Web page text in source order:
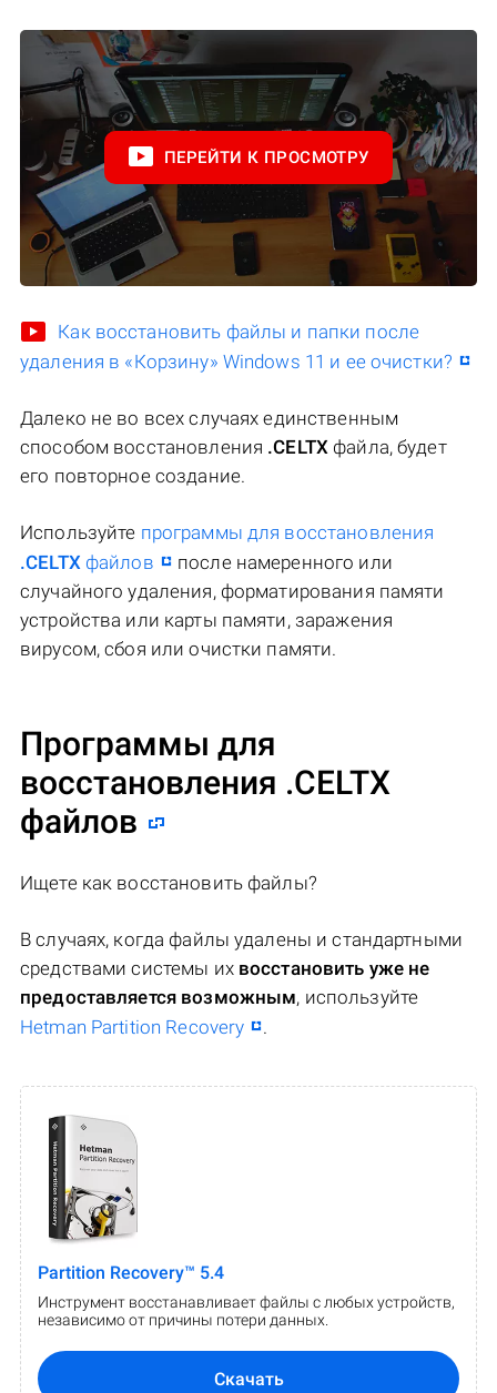
ПЕРЕЙТИ К ПРОСМОТРУ
Как восстановить файлы и папки после
удаления в «Корзину» Windows 11 и ее очистки?
Далеко не во всех случаях единственным
способом восстановления .CELTX файла, будет
его повторное создание.
Используйте программы для восстановления
.CELTXфайлов
после намеренного или
случайного удаления, форматирования памяти
устройства или карты памяти, заражения
вирусом, сбоя или очистки памяти.
Программы для
восстановления .CELTX
файлов
Ищете как восстановить файлы?
В случаях, когда файлы удалены и стандартными
средствами системы их восстановить уже не
предоставляется возможным, используйте
Hetman Partition Recovery
.
Partition Recovery™ 5.4
Инструмент восстанавливает файлы с любых устройств,
независимо от причины потери данных.
Скачать